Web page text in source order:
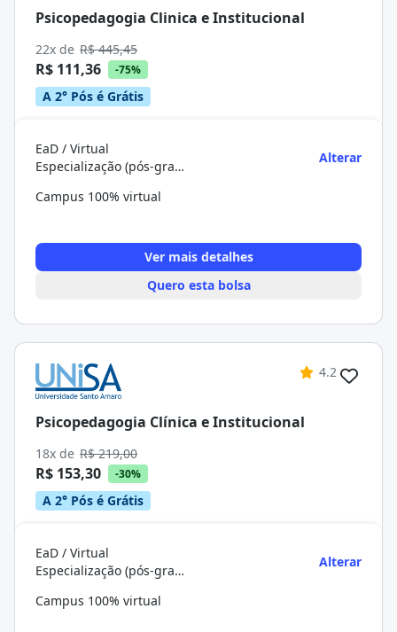
Psicopedagogia Clinica e Institucional
22x de R$ 445,45
R$ 111,36 -75%
A 2° Pós é Grátis
EaD / Virtual
Especialização (pós-graduação)
Alterar
Campus 100% virtual
Ver mais detalhes
Quero esta bolsa
4.2
Psicopedagogia Clínica e Institucional
18x de R$ 219,00
R$ 153,30 -30%
A 2° Pós é Grátis
EaD / Virtual
Especialização (pós-graduação)
Alterar
Campus 100% virtual